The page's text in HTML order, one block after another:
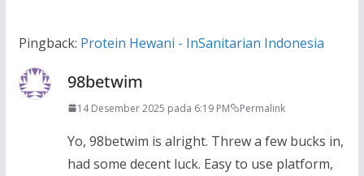
Pingback: Protein Hewani - InSanitarian Indonesia
98betwim
14 Desember 2025 pada 6:19 PM Permalink
Yo, 98betwim is alright. Threw a few bucks in,
had some decent luck. Easy to use platform,